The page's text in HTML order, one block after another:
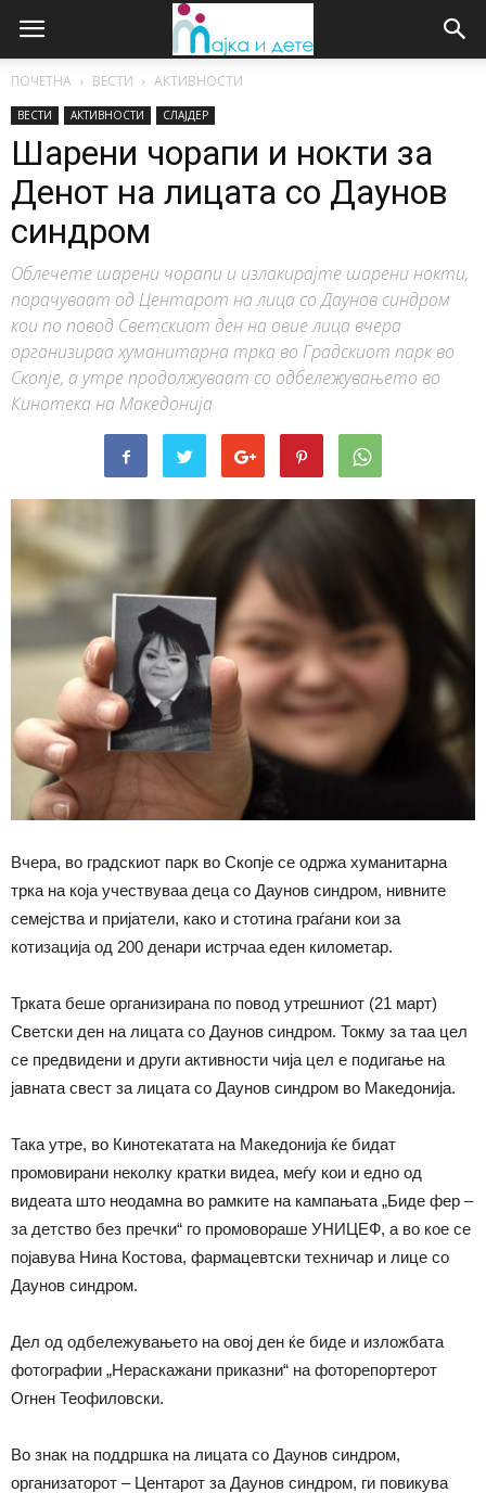
ПОЧЕТНА ВЕСТИ АКТИВНОСТИ
ВЕСТИ АКТИВНОСТИ СЛАЈДЕР
Шарени чорапи и нокти за
Денот на лицата со Даунов
синдром
Облечете шарени чорапи и излакирајте шарени нокти,
порачуваат од Центарот на лица со Даунов синдром
кои по повод Светскиот ден на овие лица вчера
организираа хуманитарна трка во Градскиот парк во
Скопје, а утре продолжуваат со одбележувањето во
Кинотека на Македонија
Вчера, во градскиот парк во Скопје се одржа хуманитарна
трка на која учествуваа деца со Даунов синдром, нивните
семејства и пријатели, како и стотина граѓани кои за
котизација од 200 денари истрчаа еден километар.
Трката беше организирана по повод утрешниот (21 март)
Светски ден на лицата со Даунов синдром. Токму за таа цел
се предвидени и други активности чија цел е подигање на
јавната свест за лицата со Даунов синдром во Македонија.
Така утре, во Кинотекатата на Македонија ќе бидат
промовирани неколку кратки видеа, меѓу кои и едно од
видеата што неодамна во рамките на кампањата „Биде фер –
за детство без пречки“ го промовораше УНИЦЕФ, а во кое се
појавува Нина Костова, фармацевтски техничар и лице со
Даунов синдром.
Дел од одбележувањето на овој ден ќе биде и изложбата
фотографии „Нераскажани приказни“ на фоторепортерот
Огнен Теофиловски.
Во знак на поддршка на лицата со Даунов синдром,
организаторот – Центарот за Даунов синдром, ги повикува